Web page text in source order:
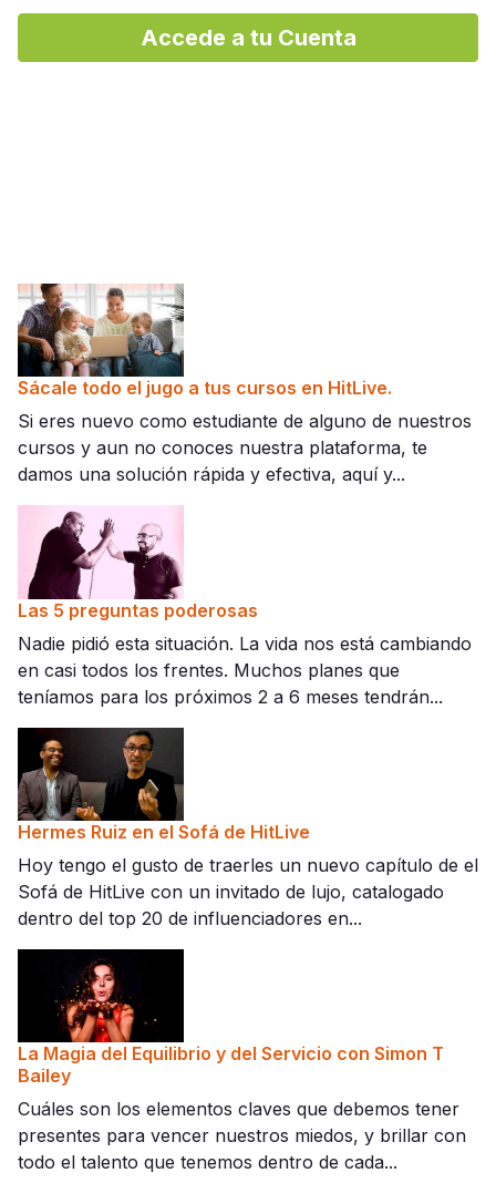
Accede a tu Cuenta
Sácale todo el jugo a tus cursos en HitLive.
Si eres nuevo como estudiante de alguno de nuestros
cursos y aun no conoces nuestra plataforma, te
damos una solución rápida y efectiva, aquí y...
Las 5 preguntas poderosas
Nadie pidió esta situación. La vida nos está cambiando
en casi todos los frentes. Muchos planes que
teníamos para los próximos 2 a 6 meses tendrán...
Hermes Ruiz en el Sofá de HitLive
Hoy tengo el gusto de traerles un nuevo capítulo de el
Sofá de HitLive con un invitado de lujo, catalogado
dentro del top 20 de influenciadores en...
La Magia del Equilibrio y del Servicio con Simon T
Bailey
Cuáles son los elementos claves que debemos tener
presentes para vencer nuestros miedos, y brillar con
todo el talento que tenemos dentro de cada...